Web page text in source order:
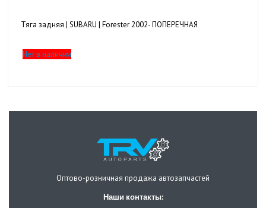
Тяга задняя | SUBARU | Forester 2002- ПОПЕРЕЧНАЯ
Нет в наличии
Оптово-розничная продажа автозапчастей
Наши контакты: